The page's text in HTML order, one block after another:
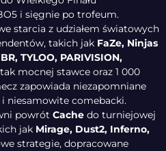
i sięgnie po trofeum.
starcia z udziałem światowych
takich jak FaZe, Ninjas
TYLOO, PARIVISION,
mocnej stawce oraz 1 000
zapowiada niezapomniane
niesamowite comebacki.
powrót Cache do turniejowej
jak Mirage, Dust2, Inferno,
strategie, dopracowane